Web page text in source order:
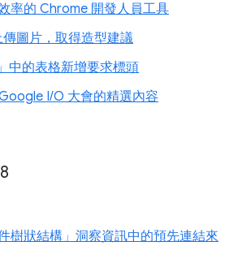
率的 Chrome 開發人員工具
圖片，取得造型建議
中的表格新增要求標頭
I/O 大會的精選內容
樹狀結構」洞察資訊中的預先連結來